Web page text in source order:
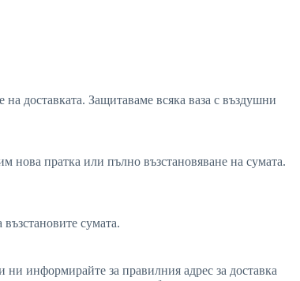
доставката. Защитаваме всяка ваза с въздушни
нова пратка или пълно възстановяване на сумата.
сумата.
информирайте за правилния адрес за доставка